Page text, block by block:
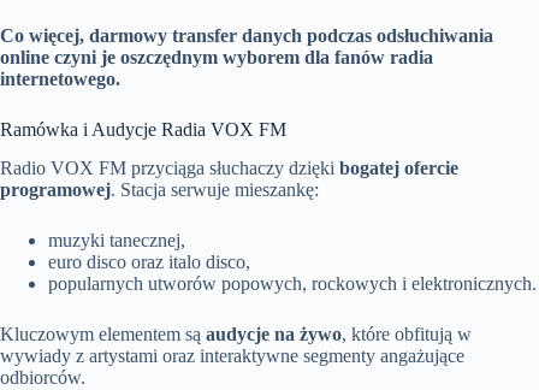
Co więcej, darmowy transfer danych podczas odsłuchiwania
online czyni je oszczędnym wyborem dla fanów radia
internetowego.
Ramówka i Audycje Radia VOX FM
Radio VOX FM przyciąga słuchaczy dzięki bogatej ofercie
programowej. Stacja serwuje mieszankę:
muzyki tanecznej,
euro disco oraz italo disco,
popularnych utworów popowych, rockowych i elektronicznych.
Kluczowym elementem są audycje na żywo, które obfitują w
wywiady z artystami oraz interaktywne segmenty angażujące
odbiorców.